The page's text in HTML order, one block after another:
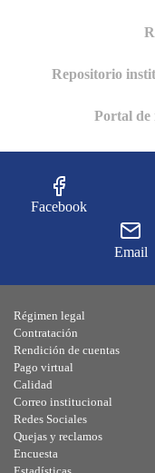
Repositorio
Portal de
Facebook
Email
Régimen legal
Contratación
Rendición de cuentas
Pago virtual
Calidad
Correo institucional
Redes Sociales
Quejas y reclamos
Encuesta